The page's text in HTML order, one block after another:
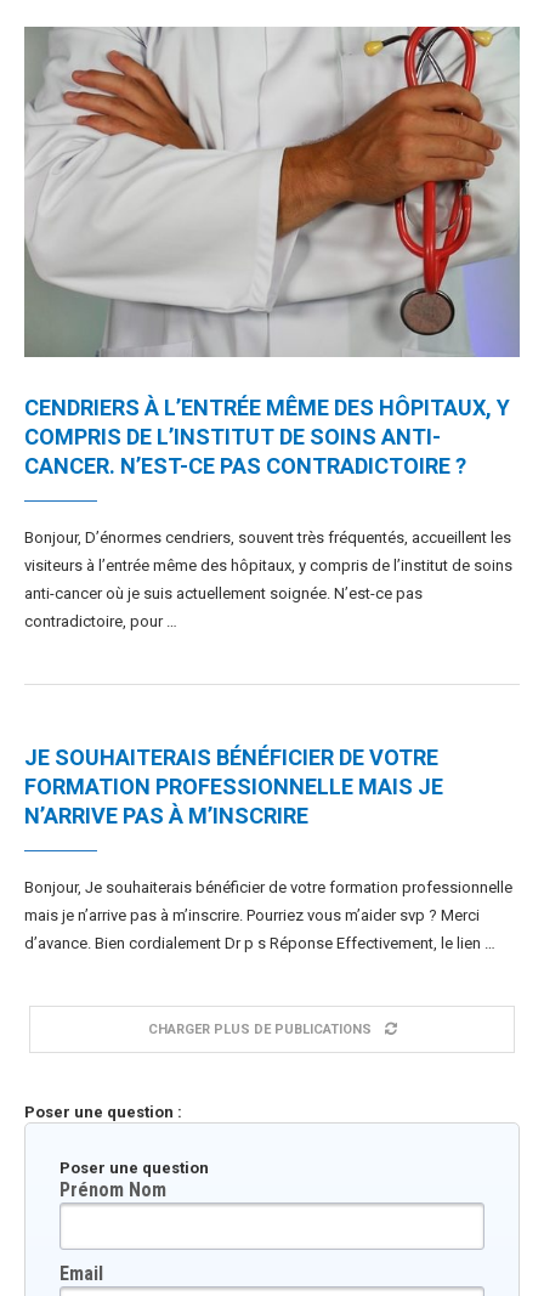
CENDRIERS À L’ENTRÉE MÊME DES HÔPITAUX, Y
COMPRIS DE L’INSTITUT DE SOINS ANTI-
CANCER. N’EST-CE PAS CONTRADICTOIRE ?
Bonjour, D’énormes cendriers, souvent très fréquentés, accueillent les
visiteurs à l’entrée même des hôpitaux, y compris de l’institut de soins
anti-cancer où je suis actuellement soignée. N’est-ce pas
contradictoire, pour …
JE SOUHAITERAIS BÉNÉFICIER DE VOTRE
FORMATION PROFESSIONNELLE MAIS JE
N’ARRIVE PAS À M’INSCRIRE
Bonjour, Je souhaiterais bénéficier de votre formation professionnelle
mais je n’arrive pas à m’inscrire. Pourriez vous m’aider svp ? Merci
d’avance. Bien cordialement Dr p s Réponse Effectivement, le lien …
CHARGER PLUS DE PUBLICATIONS
Poser une question :
Poser une question
Prénom Nom
Email